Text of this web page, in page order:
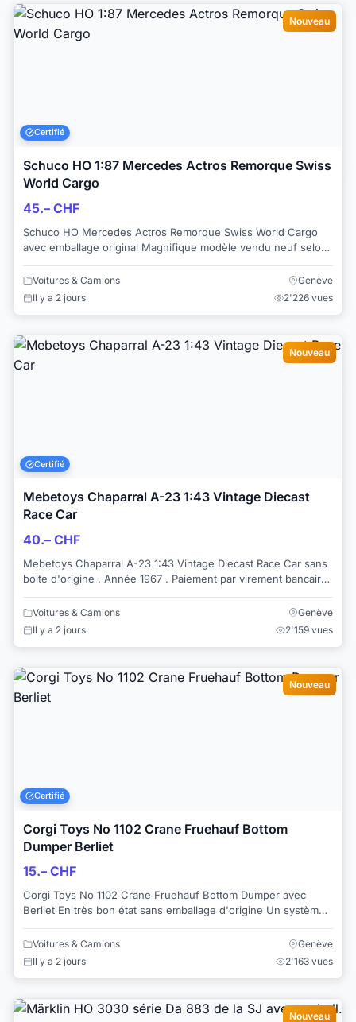
Nouveau
Certifié
Schuco HO 1:87 Mercedes Actros Remorque Swiss
World Cargo
45.– CHF
Schuco HO Mercedes Actros Remorque Swiss World Cargo
avec emballage original Magnifique modèle vendu neuf selon
Voitures & Camions
Genève
Il y a 2 jours
2'226 vues
Nouveau
Certifié
Mebetoys Chaparral A-23 1:43 Vintage Diecast
Race Car
40.– CHF
Mebetoys Chaparral A-23 1:43 Vintage Diecast Race Car sans
boite d'origine . Année 1967 . Paiement par virement bancaire
Voitures & Camions
Genève
Il y a 2 jours
2'159 vues
Nouveau
Certifié
Corgi Toys No 1102 Crane Fruehauf Bottom
Dumper Berliet
15.– CHF
Corgi Toys No 1102 Crane Fruehauf Bottom Dumper avec
Berliet En très bon état sans emballage d'origine Un système
de clapet permet au contenu de...
Voitures & Camions
Genève
Il y a 2 jours
2'163 vues
Nouveau